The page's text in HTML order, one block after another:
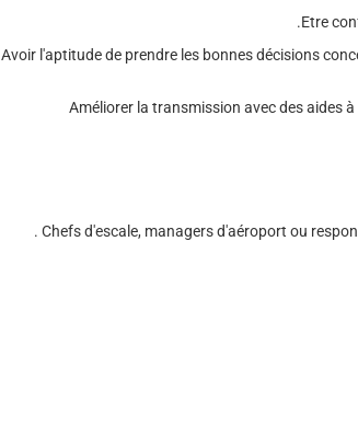
Etre
Avoir l'aptitude de prendre les bonnes décisions
Améliorer la transmission avec des aides
Chefs d'escale, managers d'aéroport ou